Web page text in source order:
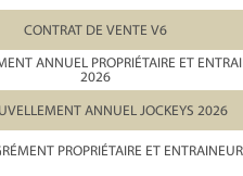
CONTRAT DE VENTE V6
ANNUEL PROPRIÉTAIRE ET
2026
ANNUEL JOCKEYS 2026
PROPRIÉTAIRE ET